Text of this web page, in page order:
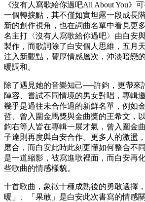
《沒有人寫歌給你過吧All About You》
一個轉捩點，其不僅如實坦露一段成長
新的創作視角，也在詞曲名單中看見更
名主打〈沒有人寫歌給你過吧〉由白安
製作，而歌詞除了白安個人思維，五月
注入新觀點，豐厚情感層次，沖淡暗戀
暖調和。
除了遇見她的音樂知己──許鈞，更帶來
陣容、嘗試不同情境的男女對唱，專輯
幾乎是過往未合作過的新鮮名單，例如
哲、曾入圍金馬獎與金曲獎的王希文，
鈞右等人皆在專輯一展才氣，曾入圍金
子達則再度與白安合作。更多人的激盪
磨合，而白安此時此刻更懂如何整合不
是一道縮影，被寫進歌裡面，而白安再
些歌曲的情感樣貌。
十首歌曲，象徵十種成熟後的勇敢選擇
暖」、「果敢」是白安此次書寫的情感關